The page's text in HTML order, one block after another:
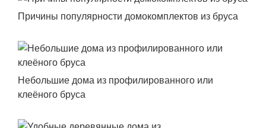
Причины популярности домокомплектов из бруса
Небольшие дома из профилированного или
клеёного бруса